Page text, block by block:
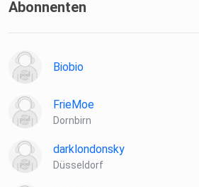
Abonnenten
Biobio
FrieMoe
Dornbirn
darklondonsky
Düsseldorf